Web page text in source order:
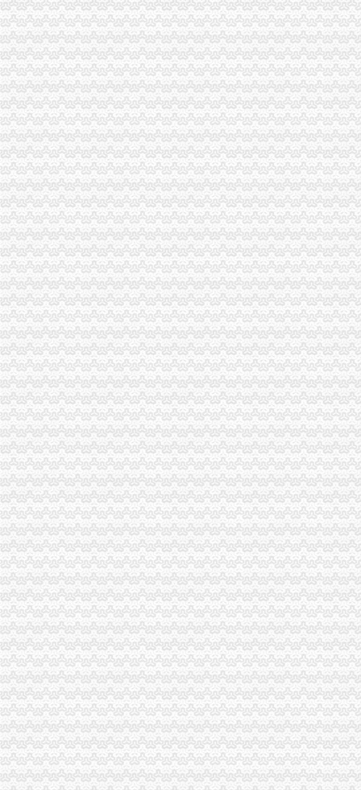
海关收发货人注册登记证书是否是每年年检的？|轻纺外贸-绍兴E网论
变更进出口收发货人注册登记证书需提交什么资料？-通关监管海关业
未及时变更《收发货人报关注册登记证书》海关也要处罚？-处罚
变更进出口收发货人注册登记证书需提交什么资料?_海关外贸咨询_
海关进出口收发货人报关注册登记证书过期怎么补办_政务咨询_浙江电
关于海关收发货人登记证书人变…-海关百问
变更收发货人报关注册登记证书的…-海关百问
上海海关：收发货人报关注册登记证书过期-报关员通关指南--育路报关
北京海关：《进出口收发货人登记证书》丢失-报关员网-吧
福州海关：收发货人证书重新注册登记
北京海关：《进出口收发货人登记证书》丢失-报关员通关指南--育路报
《海关进出口收发货人登记证书》到期换证_烟台网上民声_胶东在线
关于登记证书的发证机构,下列说错误的是（）。A.收发货人登记证
[置顶]进出口代理报关自理报关企业进出口收发货人办理海关注册登记
收发货人报关注册登记证书的遗失补办-通关监管海关业务咨询-通关
海关进出口货物收发货人报关注册登记证书逾期未年审_政务咨询_浙江
关于中华共和国海关进出口货物收发货人报关注册登记证书网上办
进出口收发货人报关注册登记证证书换证问题-阿里巴巴行业问答
变更海关收发货人登记刚办过分享给大家-外贸政策-福步外贸论坛
海关进出口货物收发货人报关注册登记证书有什么用？_已解决-阿里
海关进出口货物收发货人报关注册登记证书有什么用？_已解决-阿里
进出口收发货人报关注册登记证书注册信息变更须知
人代表变更更新中人华民共和国海关进出口货物收发货人报关注册登
收发货人备案登记表(即海关证书)变更所需资料及注意事项-hexin_
变更进出口收发货人注册登记证书需提交什么资料?-新海关外贸政
进出口收发货人注册登记变更
进出口货物收发货人应当在办理注册登记许可延期的同时办理换领进出
济南长增国际贸易有限公司海关进出口货物收发货人注册登记证书挂失
海关办理进出口收发货人注册登记及换证所需的资料,2010年|,2010
关于进出口收发货人年审的办理
2014三、办理海关《进出口货物收发货人》注册登记变更手续须知和相
进口红酒怎样做收发货人备案,标签备案代理-供应信息-环球经贸网
进出口收发货人注册登记
代办货物进出口权代办海关登记证多少钱-爱喇叭网
义乌外贸公司注册进出口收发货人注册登记【今日推荐网-金华工商/税
进出口收/发货人海关备案如何办理？提交哪些材料？
海口海关>办事服务>场景式服务>货物通关>进出口货物收发货人变
进出口收发货人报关注册注销须知-经验分享-中国物流人论坛锦程物
深圳进出口企业收发货人证书延期怎么做|诺金报关公司-11年经验深圳
电子口岸里的海关进出口收发货人年报怎么做|轻纺外贸-绍兴E网论坛
中华共和国海关进出口货物收发货人报关-深圳市恒鑫丰实业有限
我公司现已成功获批《海关进出口货物登记证书》_安徽环瑞电热器材
虎门港进口PET回收料海关报关规定|仓储报关_云同盟
专业进出口权办理费用及流程详细说明-广州58同城
河南自贸区进出口公司注册流程及进出口权办理指南_搜狐财经_搜狐网
龙岗区海关登记证办理条件